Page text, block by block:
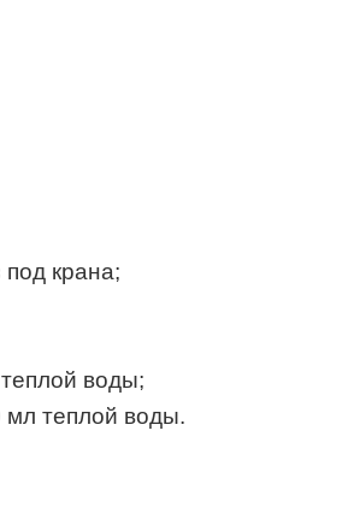
крана;
воды;
мл теплой воды.